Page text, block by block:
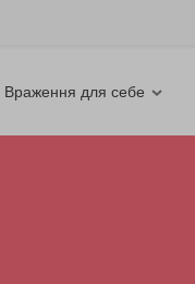
Враження для себе